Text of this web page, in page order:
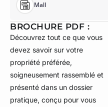
Mall
BROCHURE PDF :
Découvrez tout ce que vous
devez savoir sur votre
propriété préférée,
soigneusement rassemblé et
présenté dans un dossier
pratique, conçu pour vous